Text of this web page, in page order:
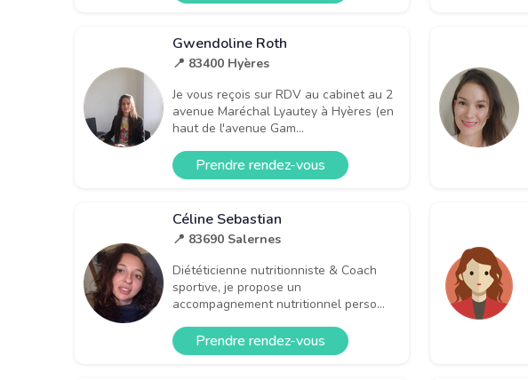
Gwendoline Roth
📍 83400 Hyères
Je vous reçois sur RDV au cabinet au 2
avenue Maréchal Lyautey à Hyères (en
haut de l'avenue Gam...
Prendre rendez-vous
Céline Sebastian
📍 83690 Salernes
Diététicienne nutritionniste & Coach
sportive, je propose un
accompagnement nutritionnel perso...
Prendre rendez-vous